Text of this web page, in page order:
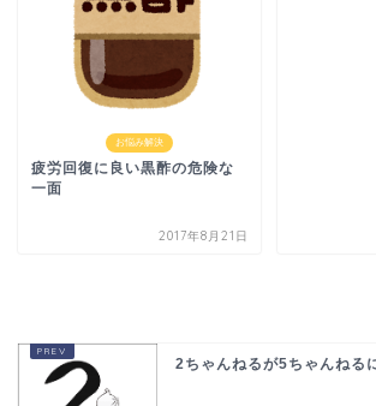
お悩み解決
疲労回復に良い黒酢の危険な
一面
2017年8月21日
2ちゃんねるが5ちゃんねる